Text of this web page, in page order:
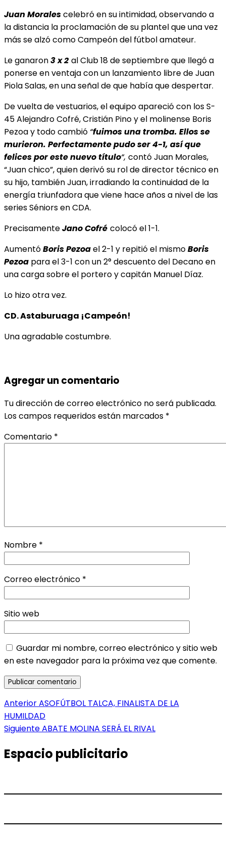
Juan Moralescelebró en su intimidad, observando a
la distancia la proclamación de su plantel que una vez
más se alzó como Campeón del fútbol amateur.
Le ganaron3 x 2 al Club 18 de septiembre que llegó a
ponerse en ventaja con un lanzamiento libre de Juan
Piola Salas, en una señal de que había que despertar.
De vuelta de vestuarios, el equipo apareció con los S-
45 Alejandro Cofré, Cristián Pino y el molinense Boris
Pezoa y todo cambió “fuimos una tromba. Ellos se
murieron. Perfectamente pudo ser 4-1, así que
felices por este nuevo título“, contó Juan Morales,
“Juan chico”, quien derivó su rol de director técnico en
su hijo, también Juan, irradiando la continuidad de la
energía triunfadora que viene hace años a nivel de las
series Séniors en CDA.
PrecisamenteJano Cofré colocó el 1-1.
AumentóBoris Pezoael 2-1 y repitió el mismoBoris
Pezoa para el 3-1 con un 2° descuento del Decano en
una carga sobre el portero y capitán Manuel Díaz.
Lo hizo otra vez.
CD. Astaburuaga ¡Campeón!
Una agradable costumbre.
Agregar un comentario
Tu dirección de correo electrónico no será publicada.
Los campos requeridos están marcados *
Comentario *
Nombre *
Correo electrónico *
Sitio web
Guardar mi nombre, correo electrónico y sitio web
en este navegador para la próxima vez que comente.
Navegación
de
AnteriorEntrada
anterior:
ASOFÚTBOL TALCA, FINALISTA DE LA
HUMILDAD
SiguienteEntrada
ABATE MOLINA SERÁ EL RIVAL
Espacio publicitario